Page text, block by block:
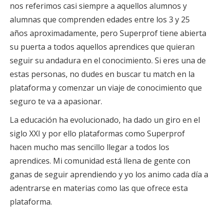
nos referimos casi siempre a aquellos alumnos y
alumnas que comprenden edades entre los 3 y 25
años aproximadamente, pero Superprof tiene abierta
su puerta a todos aquellos aprendices que quieran
seguir su andadura en el conocimiento. Si eres una de
estas personas, no dudes en buscar tu match en la
plataforma y comenzar un viaje de conocimiento que
seguro te va a apasionar.
La educación ha evolucionado, ha dado un giro en el
siglo XXI y por ello plataformas como Superprof
hacen mucho mas sencillo llegar a todos los
aprendices. Mi comunidad está llena de gente con
ganas de seguir aprendiendo y yo los animo cada día a
adentrarse en materias como las que ofrece esta
plataforma.